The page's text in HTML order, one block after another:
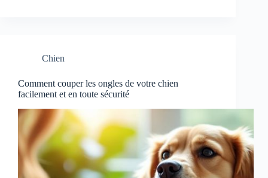
Chien
Comment couper les ongles de votre chien
facilement et en toute sécurité